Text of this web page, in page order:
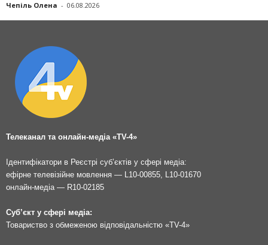
Чепіль Олена - 06.08.2026
Телеканал та онлайн-медіа «TV-4»
Ідентифікатори в Реєстрі суб’єктів у сфері медіа:
ефірне телевізійне мовлення — L10-00855, L10-01670
онлайн-медіа — R10-02185
Суб’єкт у сфері медіа:
Товариство з обмеженою відповідальністю «TV-4»